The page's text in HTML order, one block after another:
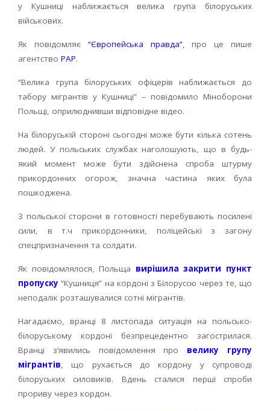
у Кушниці наближається велика група білоруських
військових.
Як повідомляє “Європейська правда”, про це пише
агентство PAP.
“Велика група білоруських офіцерів наближається до
табору мігрантів у Кушниці” – повідомило Міноборони
Польщі, оприлюднивши відповідне відео.
На білоруській стороні сьогодні може бути кілька сотень
людей. У польських службах наголошують, що в будь-
який момент може бути здійснена спроба штурму
прикордонних огорож, значна частина яких була
пошкоджена.
З польської сторони в готовності перебувають посилені
сили, в т.ч прикордонники, поліцейські з загону
спецпризначення та солдати.
Як повідомлялося, Польща вирішила закрити пункт
пропуску “Кушниця” на кордоні з Білоруссю через те, що
неподалік розташувалися сотні мігрантів.
Нагадаємо, вранці 8 листопада ситуація на польсько-
білоруському кордоні безпрецедентно загострилася.
Вранці з’явились повідомлення про велику групу
мігрантів, що рухається до кордону у супроводі
білоруських силовиків. Вдень сталися перші спроби
прориву через кордон.